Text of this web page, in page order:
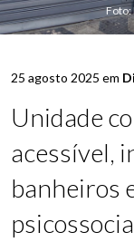
Foto:
25 agosto 2025 em
Unidade
acessível,
banheiros